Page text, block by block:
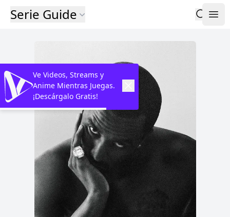
Serie Guide
Ve Videos, Streams y
Anime Mientras Juegas.
¡Descárgalo Gratis!